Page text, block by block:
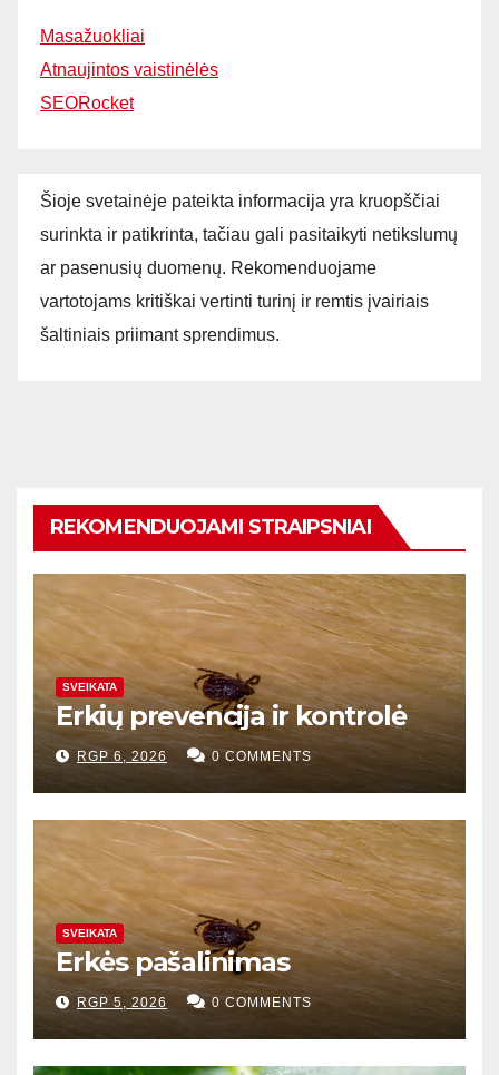
Masažuokliai
Atnaujintos vaistinėlės
SEORocket
Šioje svetainėje pateikta informacija yra kruopščiai
surinkta ir patikrinta, tačiau gali pasitaikyti netikslumų
ar pasenusių duomenų. Rekomenduojame
vartotojams kritiškai vertinti turinį ir remtis įvairiais
šaltiniais priimant sprendimus.
REKOMENDUOJAMI STRAIPSNIAI
SVEIKATA
Erkių prevencija ir kontrolė
RGP 6, 2026 0 COMMENTS
SVEIKATA
Erkės pašalinimas
RGP 5, 2026 0 COMMENTS